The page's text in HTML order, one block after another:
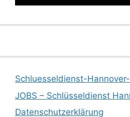
Schluesseldienst-
JOBS – Schlüsseldienst
Datenschutzerklärung